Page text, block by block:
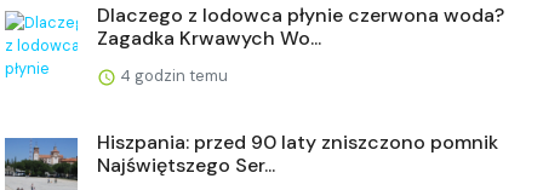
Dlaczego z lodowca płynie czerwona woda?
Zagadka Krwawych Wo...
4 godzin temu
Hiszpania: przed 90 laty zniszczono pomnik
Najświętszego Ser...